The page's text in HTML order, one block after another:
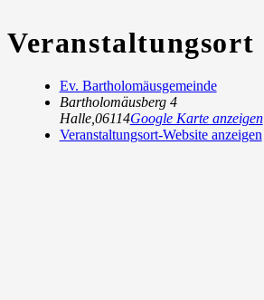
Veranstaltungsort
Ev. Bartholomäusgemeinde
Bartholomäusberg 4
Halle, 06114Google Karte anzeigen
Veranstaltungsort-Website anzeigen